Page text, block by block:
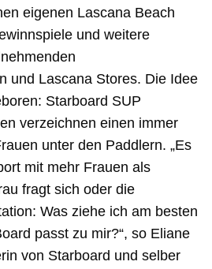
eigenen Lascana Beach
und weitere
und Lascana Stores. Die Idee
Starboard SUP
verzeichnen einen immer
unter den Paddlern. „Es
mit mehr Frauen als
fragt sich oder die
Was ziehe ich am besten
passt zu mir?“, so Eliane
von Starboard und selber